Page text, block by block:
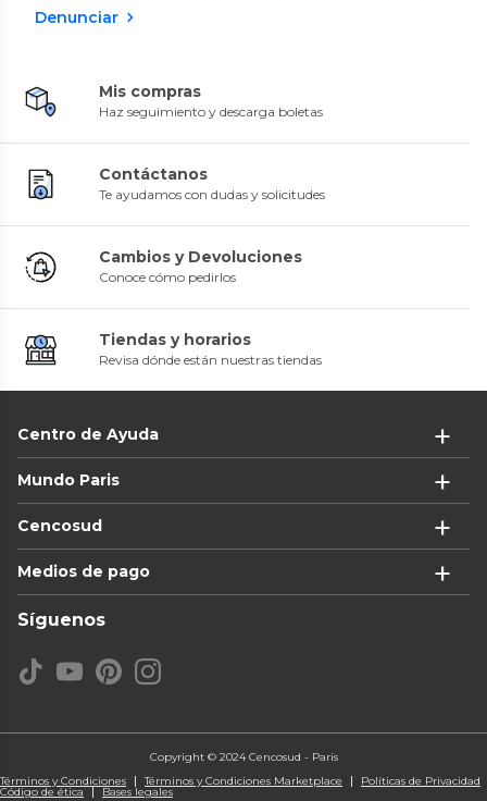
Denunciar
Mis compras
Haz seguimiento y descarga boletas
Contáctanos
Te ayudamos con dudas y solicitudes
Cambios y Devoluciones
Conoce cómo pedirlos
Tiendas y horarios
Revisa dónde están nuestras tiendas
Centro de Ayuda
Mundo Paris
Cencosud
Medios de pago
Síguenos
Copyright © 2024 Cencosud - Paris
Términos y Condiciones
Términos y Condiciones Marketplace Políticas de Privacidad
Código de ética Bases legales